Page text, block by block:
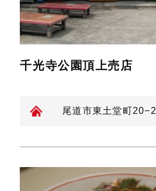
千光寺公園頂上売店
尾道市東土堂町20−2